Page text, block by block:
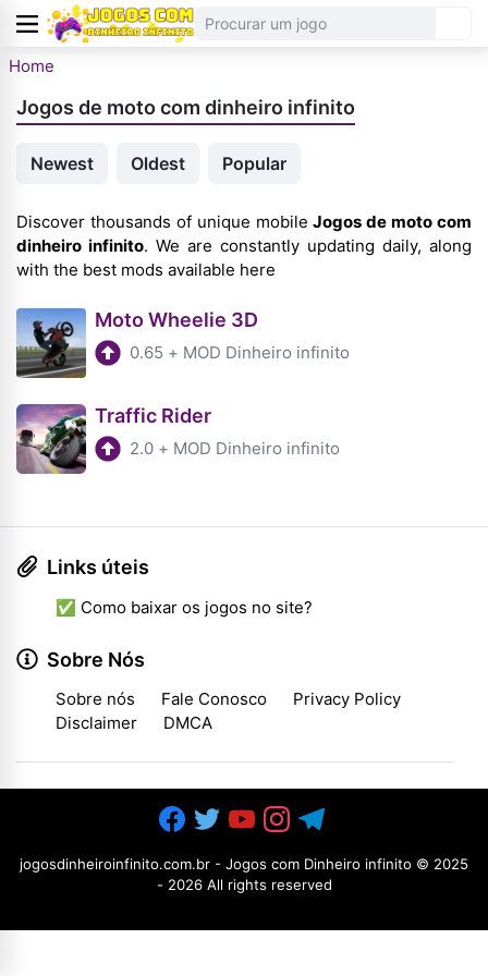
Home
Jogos de moto com dinheiro infinito
Newest Oldest Popular
Discover thousands of unique mobileJogos de moto com
dinheiro infinito. We are constantly updating daily, along
with the best mods available here
Moto Wheelie 3D
0.65 + MOD Dinheiro infinito
Traffic Rider
2.0 + MOD Dinheiro infinito
Links úteis
✅ Como baixar os jogos no site?
Sobre Nós
Sobre nós Fale Conosco
Privacy Policy
Disclaimer
DMCA
jogosdinheiroinfinito.com.br - Jogos com Dinheiro infinito © 2025
- 2026 All rights reserved